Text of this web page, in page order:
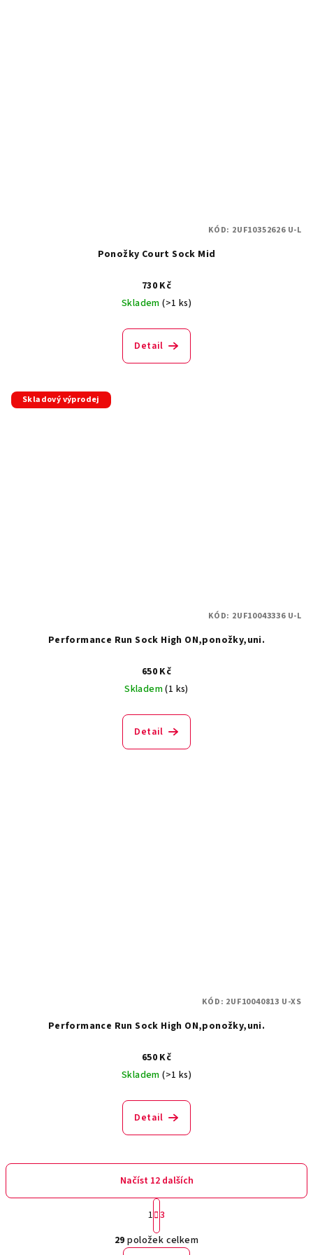
Ponožky Court Sock Mid
730 Kč
Skladem(>1 ks)
Detail
KÓD: 2UF10352626 U-L
Skladový výprodej
Performance Run Sock High ON,ponožky,uni.
650 Kč
Skladem(1 ks)
Detail
KÓD: 2UF10043336 U-L
Performance Run Sock High ON,ponožky,uni.
650 Kč
Skladem(>1 ks)
Detail
KÓD: 2UF10040813 U-XS
O
v
Načíst 12 dalších
S
t
r
á
1 3
29 položek celkem